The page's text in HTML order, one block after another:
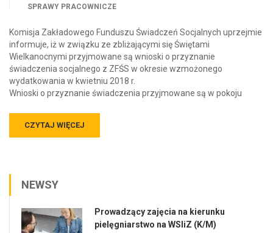
SPRAWY PRACOWNICZE
Komisja Zakładowego Funduszu Świadczeń Socjalnych uprzejmie
informuje, iż w związku ze zbliżającymi się Świętami
Wielkanocnymi przyjmowane są wnioski o przyznanie
świadczenia socjalnego z ZFŚS w okresie wzmożonego
wydatkowania w kwietniu 2018 r.
Wnioski o przyznanie świadczenia przyjmowane są w pokoju
CZYTAJ WIĘCEJ
NEWSY
Prowadzący zajęcia na kierunku
pielęgniarstwo na WSIiZ (K/M)